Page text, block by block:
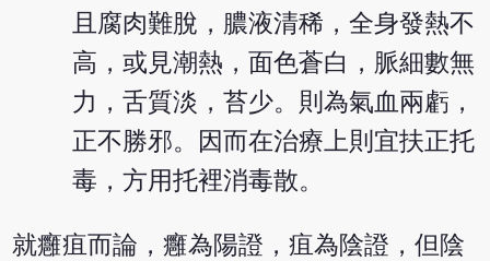
且腐肉難脫，膿液清稀，全身發熱不
高，或見潮熱，面色蒼白，脈細數無
力，舌質淡，苔少。則為氣血兩虧，
正不勝邪。因而在治療上則宜扶正托
毒，方用托裡消毒散。
就癰疽而論，癰為陽證，疽為陰證，但陰